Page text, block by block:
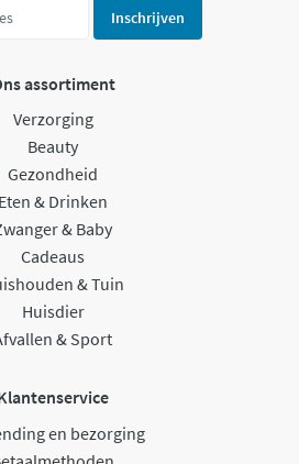
Inschrijven
assortiment
Verzorging
Beauty
Gezondheid
Eten & Drinken
& Baby
Cadeaus
& Tuin
Huisdier
& Sport
en bezorging